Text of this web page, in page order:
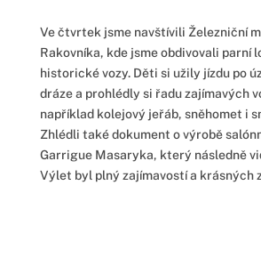
Ve čtvrtek jsme navštívili Železniční
Rakovníka, kde jsme obdivovali parní
historické vozy. Děti si užily jízdu po
dráze a prohlédly si řadu zajímavých
například kolejový jeřáb, sněhomet i
Zhlédli také dokument o výrobě
Garrigue Masaryka, který následně
Výlet byl plný zajímavostí a krásných